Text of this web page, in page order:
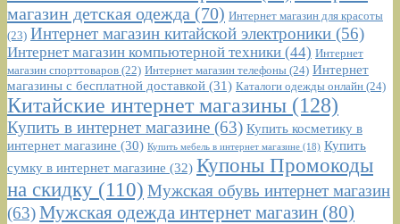
магазин детская одежда (70) Интернет магазин для красоты
(23) Интернет магазин китайской электроники (56)
Интернет магазин компьютерной техники (44) Интернет
магазин спорттоваров (22) Интернет магазин телефоны (24) Интернет
магазины с бесплатной доставкой (31) Каталоги одежды онлайн (24)
Китайские интернет магазины (128)
Купить в интернет магазине (63) Купить косметику в
интернет магазине (30) Купить мебель в интернет магазине (18) Купить
сумку в интернет магазине (32) Купоны Промокоды
на скидку (110) Мужская обувь интернет магазин
(63)Мужская одежда интернет магазин (80)